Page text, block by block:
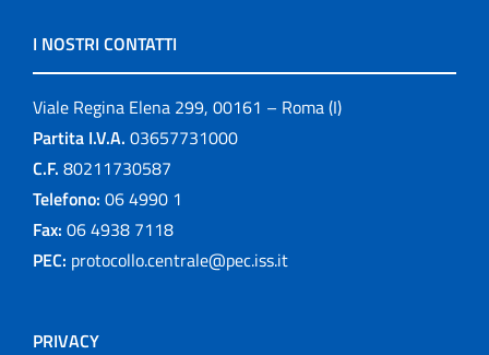
I NOSTRI CONTATTI
Viale Regina Elena 299, 00161 – Roma (I)
Partita I.V.A. 03657731000
C.F. 80211730587
Telefono: 06 4990 1
Fax: 06 4938 7118
PEC: protocollo.centrale@pec.iss.it
PRIVACY